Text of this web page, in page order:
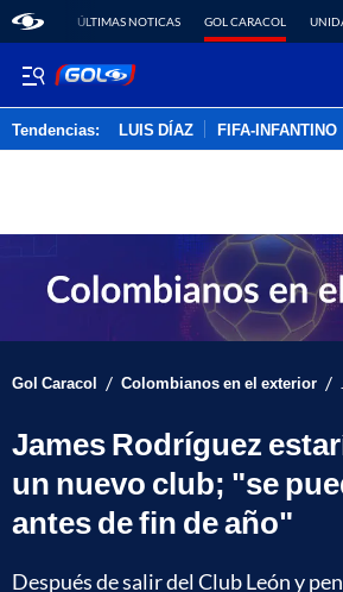
ÚLTIMAS NOTICAS GOL CARACOL
Tendencias: LUIS DÍAZ FIFA-INFANTINO
Gol Caracol / Colombianos en el exterior /
James Rodríguez
un nuevo club; "se
antes de fin de año"
Después de salir del Club León y